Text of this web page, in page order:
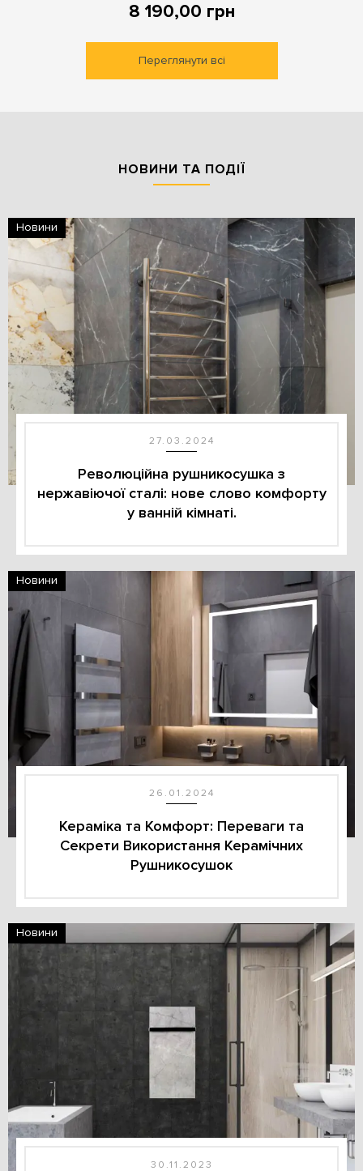
8 190,00 грн
Переглянути всі
НОВИНИ ТА ПОДІЇ
Новини
27.03.2024
Революційна рушникосушка з
нержавіючої сталі: нове слово комфорту
у ванній кімнаті.
Новини
26.01.2024
Кераміка та Комфорт: Переваги та
Секрети Використання Керамічних
Рушникосушок
Новини
30.11.2023